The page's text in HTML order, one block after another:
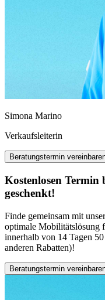
Simona Marino
Verkaufsleiterin
Beratungstermin
Kostenlosen Termin
geschenkt!
Finde gemeinsam mit
optimale Mobilitätslösung
innerhalb von 14 Tagen
anderen Rabatten)!
Beratungstermin